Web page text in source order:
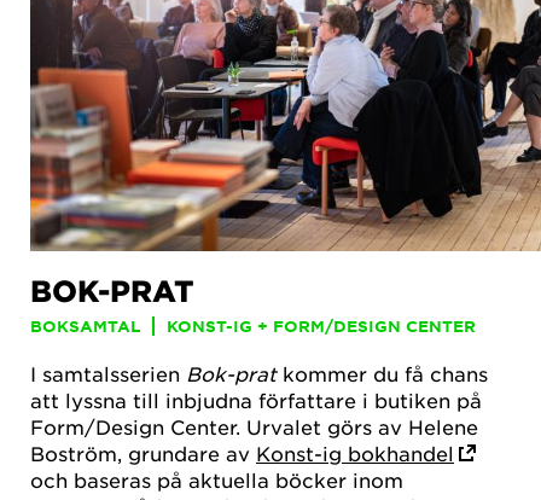
BOK-PRAT
BOKSAMTAL KONST-IG + FORM/DESIGN CENTER
I samtalsserien Bok-pratkommer du få chans
att lyssna till inbjudna författare i butiken på
Form/Design Center. Urvalet görs av Helene
Boström, grundare av Konst-ig bokhandel
och baseras på aktuella böcker inom